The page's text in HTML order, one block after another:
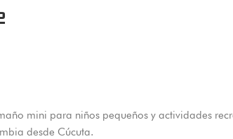
mini para niños pequeños y actividades
desde Cúcuta.